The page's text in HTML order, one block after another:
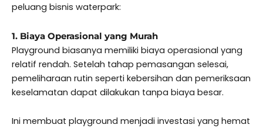
peluang bisnis waterpark:
1. Biaya Operasional yang Murah
Playground biasanya memiliki biaya operasional yang
relatif rendah. Setelah tahap pemasangan selesai,
pemeliharaan rutin seperti kebersihan dan pemeriksaan
keselamatan dapat dilakukan tanpa biaya besar.
Ini membuat playground menjadi investasi yang hemat